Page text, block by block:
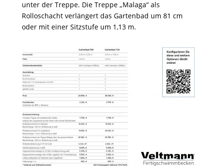
unter der Treppe. Die Treppe „Malaga“ als
Rolloschacht verlängert das Gartenbad um 81 cm
oder mit einer Sitzstufe um 1,13 m.